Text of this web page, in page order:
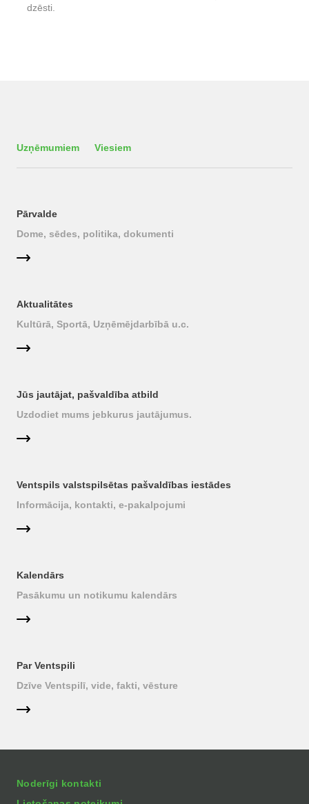
dzēsti.
Uzņēmumiem Viesiem
Pārvalde
Dome, sēdes, politika, dokumenti
Aktualitātes
Kultūrā, Sportā, Uzņēmējdarbībā u.c.
Jūs jautājat, pašvaldība atbild
Uzdodiet mums jebkurus jautājumus.
Ventspils valstspilsētas pašvaldības iestādes
Informācija, kontakti, e-pakalpojumi
Kalendārs
Pasākumu un notikumu kalendārs
Par Ventspili
Dzīve Ventspilī, vide, fakti, vēsture
Noderīgi kontakti